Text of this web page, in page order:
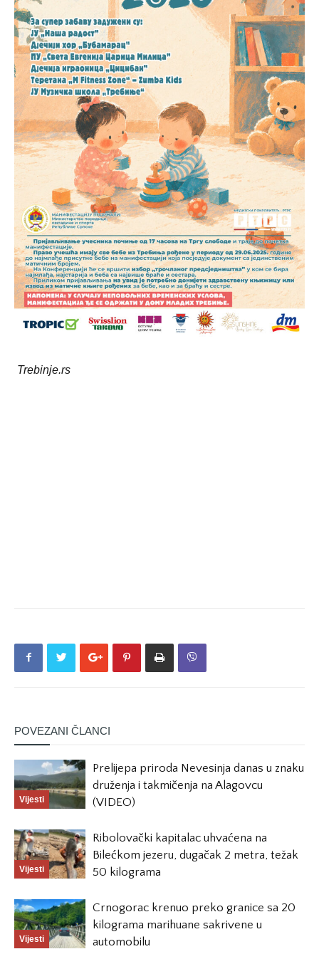
Trebinje.rs
POVEZANI ČLANCI
Vijesti
Prelijepa priroda Nevesinja danas u znaku
druženja i takmičenja na Alagovcu
(VIDEO)
Vijesti
Ribolovački kapitalac uhvaćena na
Bilećkom jezeru, dugačak 2 metra, težak
50 kilograma
Vijesti
Crnogorac krenuo preko granice sa 20
kilograma marihuane sakrivene u
automobilu